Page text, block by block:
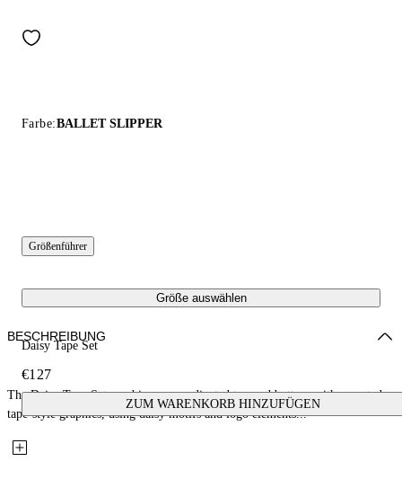
Farbe:BALLET SLIPPER
Größenführer
Größe auswählen
Daisy Tape Set
€127
ZUM WARENKORB HINZUFÜGEN
BESCHREIBUNG
The Daisy Tape Set combines a coordinated top and bottom with repeated
tape-style graphics, using daisy motifs and logo elements...